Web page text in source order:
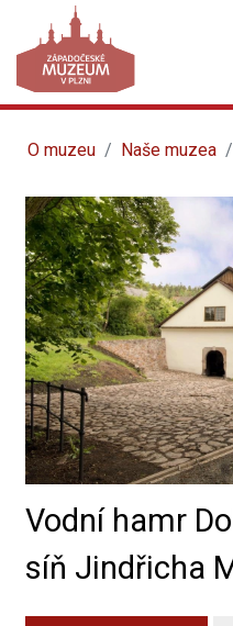
O muzeu Naše muzea
Vodní hamr
síň Jindřicha